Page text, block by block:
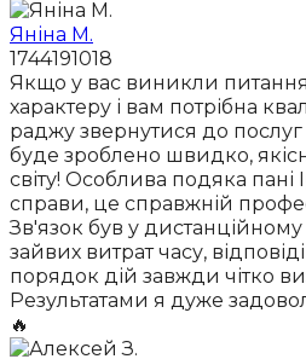
Яніна М.
1744191018
Якщо у вас виникли
характеру і вам потрібна
раджу звернутися до послуг
буде зроблено швидко,
світу! Особлива подяка пані
справи, це справжній
Зв'язок був у
зайвих витрат часу,
порядок дій завжди чітко
Результатами я дуже
🔥